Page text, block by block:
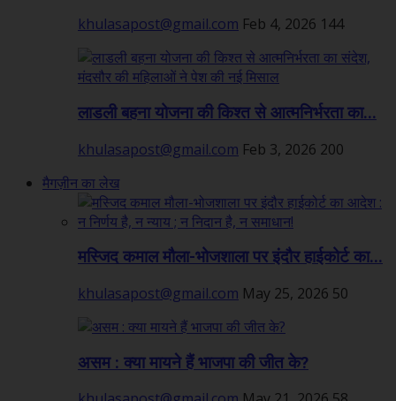
khulasapost@gmail.com Feb 4, 2026 144
लाडली बहना योजना की किश्त से आत्मनिर्भरता का...
khulasapost@gmail.com Feb 3, 2026 200
मैगज़ीन का लेख
मस्जिद कमाल मौला-भोजशाला पर इंदौर हाईकोर्ट का...
khulasapost@gmail.com May 25, 2026 50
असम : क्या मायने हैं भाजपा की जीत के?